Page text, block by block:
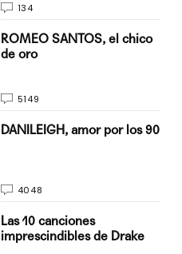
134
ROMEO SANTOS, el chico
de oro
5149
DANILEIGH, amor por los 90
4048
Las 10 canciones
imprescindibles de Drake